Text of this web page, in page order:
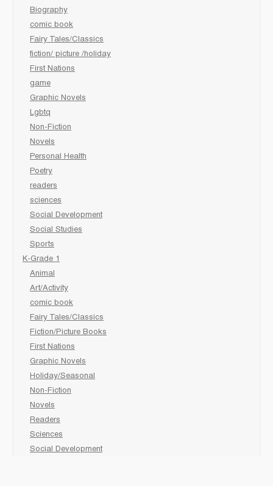
Biography
comic book
Fairy Tales/Classics
fiction/ picture /holiday
First Nations
game
Graphic Novels
Lgbtq
Non-Fiction
Novels
Personal Health
Poetry
readers
sciences
Social Development
Social Studies
Sports
K-Grade 1
Animal
Art/Activity
comic book
Fairy Tales/Classics
Fiction/Picture Books
First Nations
Graphic Novels
Holiday/Seasonal
Non-Fiction
Novels
Readers
Sciences
Social Development